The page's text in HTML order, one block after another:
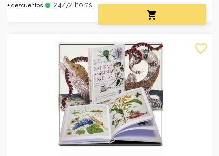
+ descuentos fiber_manual_record 24/72 horas

favorite_border